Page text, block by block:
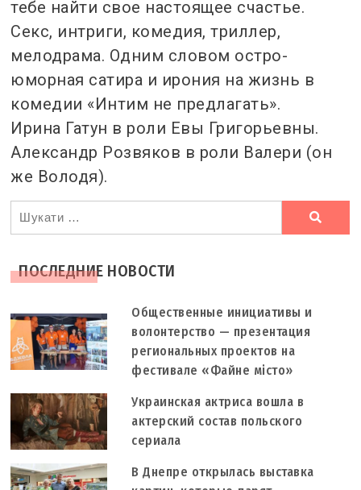
тебе найти свое настоящее счастье.
Секс, интриги, комедия, триллер,
мелодрама. Одним словом остро-
юморная сатира и ирония на жизнь в
комедии «Интим не предлагать».
Ирина Гатун в роли Евы Григорьевны.
Александр Розвяков в роли Валери (он
же Володя).
Ви
шукали
ПОСЛЕДНИЕ НОВОСТИ
Общественные инициативы и
волонтерство — презентация
региональных проектов на
фестивале «Файне місто»
Украинская актриса вошла в
актерский состав польского
сериала
В Днепре открылась выставка